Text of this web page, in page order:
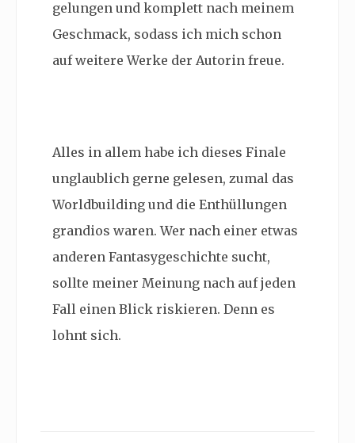
gelungen und komplett nach meinem
Geschmack, sodass ich mich schon
auf weitere Werke der Autorin freue.
Alles in allem habe ich dieses Finale
unglaublich gerne gelesen, zumal das
Worldbuilding und die Enthüllungen
grandios waren. Wer nach einer etwas
anderen Fantasygeschichte sucht,
sollte meiner Meinung nach auf jeden
Fall einen Blick riskieren. Denn es
lohnt sich.